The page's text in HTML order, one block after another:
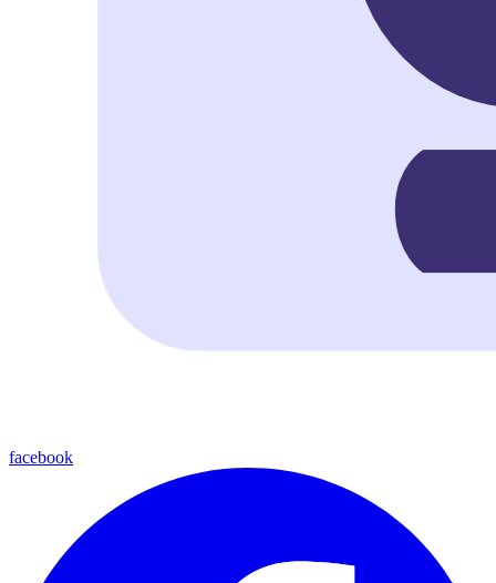
facebook